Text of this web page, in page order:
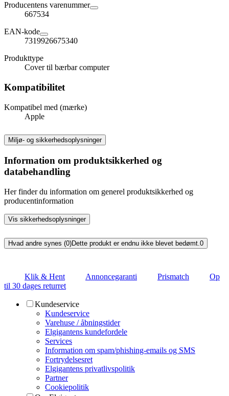
Producentens varenummer
667534
EAN-kode
7319926675340
Produkttype
Cover til bærbar computer
Kompatibilitet
Kompatibel med (mærke)
Apple
Miljø- og sikkerhedsoplysninger
Information om produktsikkerhed og
databehandling
Her finder du information om generel produktsikkerhed og
producentinformation
Vis sikkerhedsoplysninger
Hvad andre synes (0)Dette produkt er endnu ikke blevet bedømt.0
Klik & Hent Annoncegaranti Prismatch
Op
til 30 dages returret
Kundeservice
Kundeservice
Varehuse / åbningstider
Elgigantens kundefordele
Services
Information om spam/phishing-emails og SMS
Fortrydelsesret
Elgigantens privatlivspolitik
Partner
Cookiepolitik